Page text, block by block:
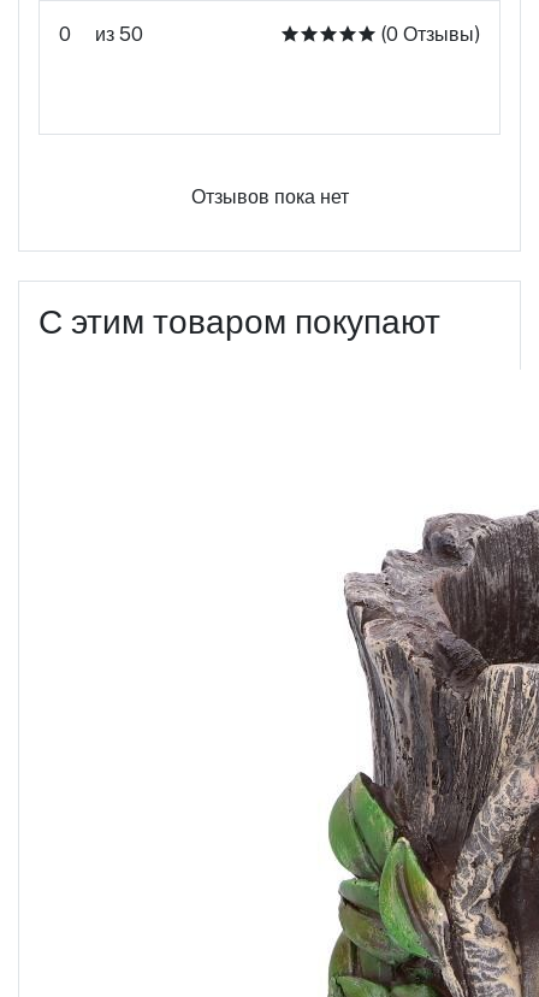
0 из 50 (0 Отзывы)
Отзывов пока нет
С этим товаром покупают